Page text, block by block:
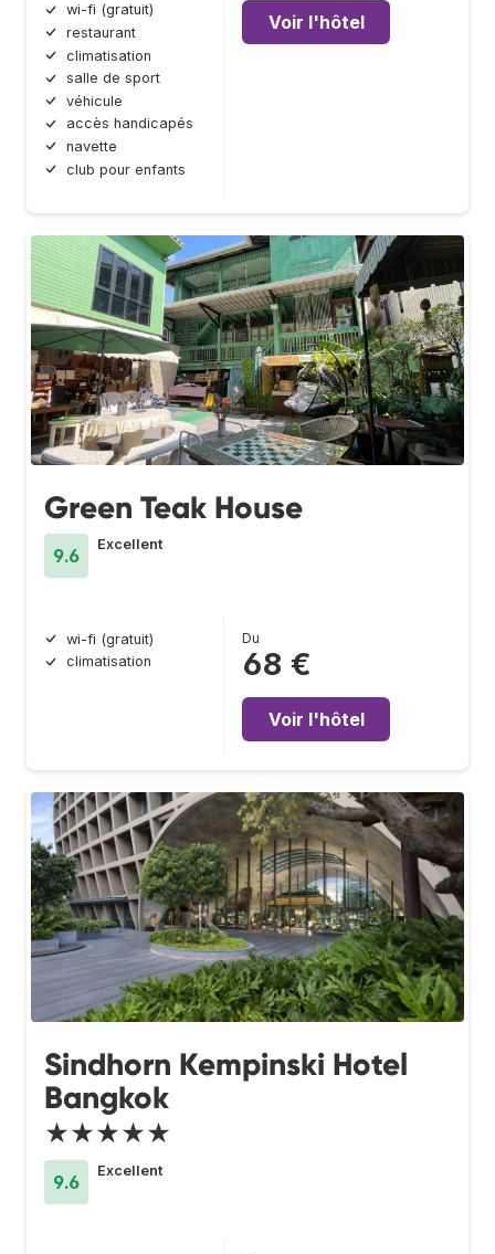
wi-fi (gratuit)
restaurant
climatisation
salle de sport
véhicule
accès handicapés
navette
club pour enfants
Voir l'hôtel
Green Teak House
9.6
Excellent
wi-fi (gratuit)
climatisation
Du
68 €
Voir l'hôtel
Sindhorn Kempinski Hotel
Bangkok
★★★★★
9.6
Excellent